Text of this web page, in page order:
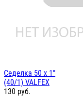
Седелка 50 х 1"
(40/1) VALFEX
130 руб.